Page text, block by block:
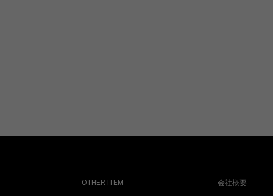
OTHER ITEM 会社概要